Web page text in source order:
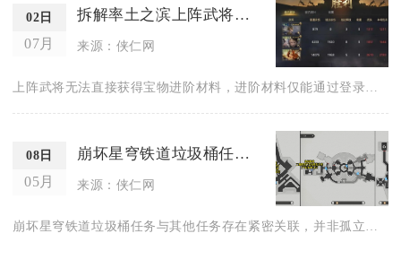
02日
07月
拆解率土之滨上阵武将能否获得进阶材料
来源：侠仁网
08日
05月
崩坏星穹铁道垃圾桶任务与其他任务有关联吗
来源：侠仁网